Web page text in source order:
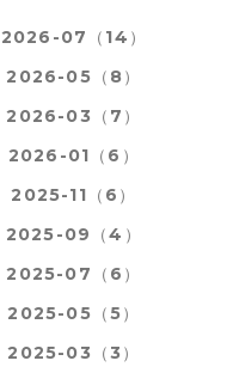
2026-07（14）
2026-05（8）
2026-03（7）
2026-01（6）
2025-11（6）
2025-09（4）
2025-07（6）
2025-05（5）
2025-03（3）